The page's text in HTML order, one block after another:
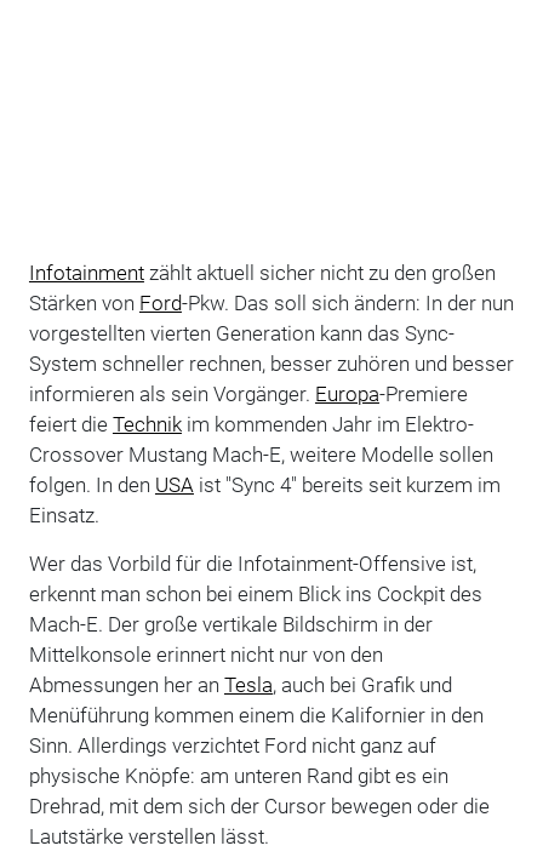
Infotainmentzählt aktuell sicher nicht zu den großen
Stärken von Ford-Pkw. Das soll sich ändern: In der nun
vorgestellten vierten Generation kann das Sync-
System schneller rechnen, besser zuhören und besser
informieren als sein Vorgänger. Europa-Premiere
feiert die Technikim kommenden Jahr im Elektro-
Crossover Mustang Mach-E, weitere Modelle sollen
folgen. In den USA ist "Sync 4" bereits seit kurzem im
Einsatz.
Wer das Vorbild für die Infotainment-Offensive ist,
erkennt man schon bei einem Blick ins Cockpit des
Mach-E. Der große vertikale Bildschirm in der
Mittelkonsole erinnert nicht nur von den
Abmessungen her an Tesla, auch bei Grafik und
Menüführung kommen einem die Kalifornier in den
Sinn. Allerdings verzichtet Ford nicht ganz auf
physische Knöpfe: am unteren Rand gibt es ein
Drehrad, mit dem sich der Cursor bewegen oder die
Lautstärke verstellen lässt.